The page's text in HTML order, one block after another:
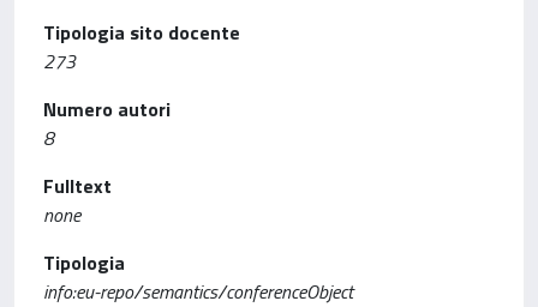
Tipologia sito docente
273
Numero autori
8
Fulltext
none
Tipologia
info:eu-repo/semantics/conferenceObject